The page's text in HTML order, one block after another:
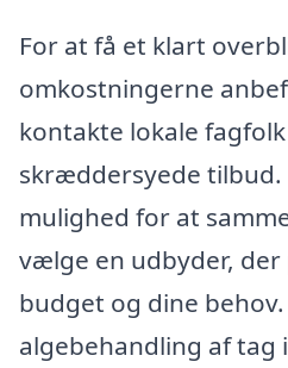
For at få et klart
omkostningerne
kontakte lokale
skræddersyede tilbud.
mulighed for at
vælge en udbyder, der
budget og dine behov.
algebehandling af tag